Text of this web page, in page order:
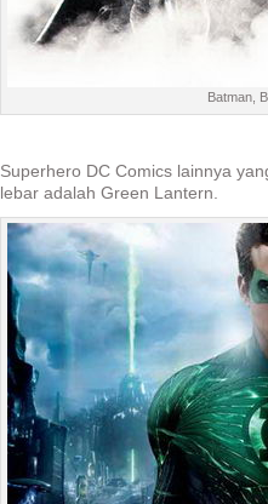
Batman,
Superhero DC Comics lainnya
lebar adalah Green Lantern.